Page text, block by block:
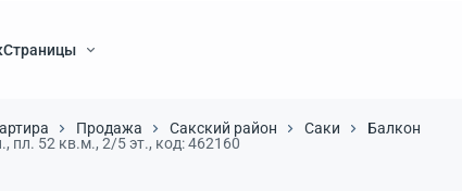
Страницы
Продажа Сакский район Саки
Балкон
пл. 52 кв.м., 2/5 эт., код: 462160